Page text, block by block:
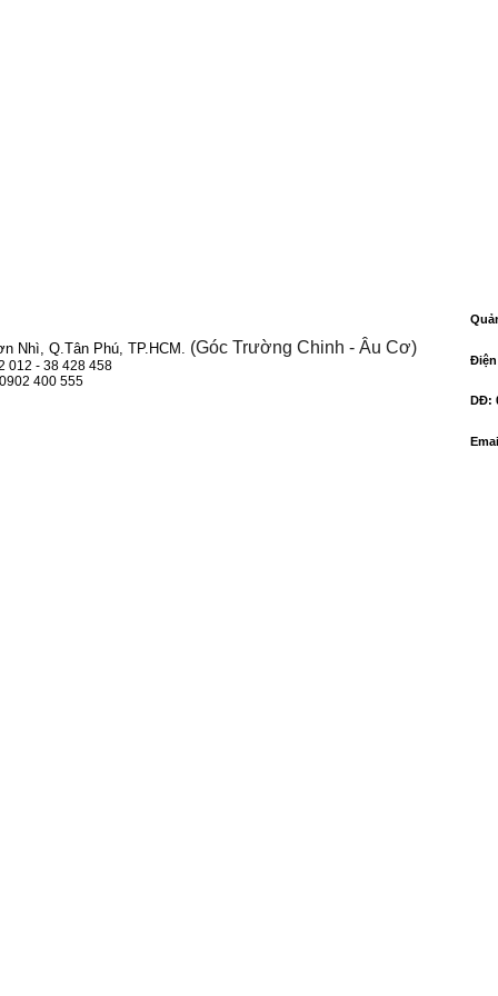
Nhì, Q.Tân Phú, TP.HCM. (Góc Trường Chinh - Âu Cơ)
012 - 38 428 458
400 555
DĐ: